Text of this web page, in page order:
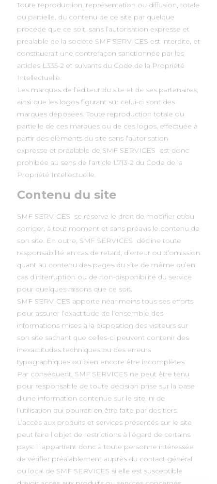
Toute reproduction, représentation ou diffusion, totale
ou partielle, du contenu de ce site par quelque
procédé que ce soit, sans l’autorisation expresse et
préalable de la société SMF SERVICES est interdite, et
constituerait une contrefaçon sanctionnée par les
articles L335-2 et suivants du Code de la Propriété
Intellectuelle.
Les marques de l’éditeur du site et de ses partenaires,
ainsi que les logos figurant sur celui-ci sont des
marques déposées. Toute reproduction totale ou
partielle de ces marques ou de ces logos, effectuée à
partir des éléments du site sans l’autorisation
expresse et préalable de SMF SERVICES est donc
prohibée au sens de l’article L713-2 du Code de la
Propriété Intellectuelle.
Contenu du site
SMF SERVICES se réserve le droit de modifier et/ou
corriger, à tout moment et sans préavis le contenu de
son site. En outre, SMF SERVICES décline toute
responsabilité en cas de retard, d’erreur ou d’omission
quant au contenu des pages du site de même qu’en
cas d’interruption ou de non-disponibilité du service
pour quelques raisons que ce soit.
SMF SERVICES apporte néanmoins tous ses efforts
pour assurer l’exactitude de l’ensemble des
informations mises à la disposition des visiteurs sur
son site sachant que celles-ci peuvent contenir des
inexactitudes techniques ou des erreurs
typographiques ou bien encore être incomplètes.
Par conséquent, SMF SERVICES ne peut être tenu
pour responsable de toute décision prise sur la base
d’une information contenue sur le site, ni de
l’utilisation qui pourrait en être faite par des tiers.
L’accès aux produits et services présentés sur le site
peut faire l’objet de restrictions à l’égard de certains
pays. Il appartient donc à toute personne intéressée
de vérifier préalablement auprès du contact général
ou local de SMF SERVICES si elle est susceptible